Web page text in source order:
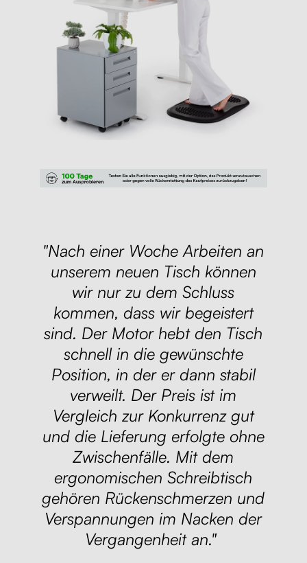
"Nach einer Woche Arbeiten an
unserem neuen Tisch können
wir nur zu dem Schluss
kommen, dass wir begeistert
sind. Der Motor hebt den Tisch
schnell in die gewünschte
Position, in der er dann stabil
verweilt. Der Preis ist im
Vergleich zur Konkurrenz gut
und die Lieferung erfolgte ohne
Zwischenfälle. Mit dem
ergonomischen Schreibtisch
gehören Rückenschmerzen und
Verspannungen im Nacken der
Vergangenheit an."